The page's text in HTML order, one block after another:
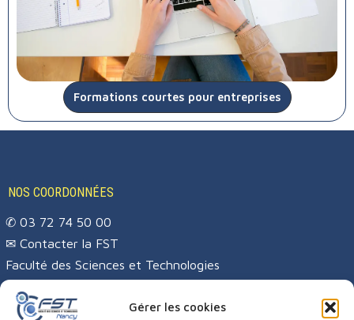
Gérer les cookies
Formations courtes pour entreprises
NOS COORDONNÉES
✆ 03 72 74 50 00
✉Contacter la FST
Faculté des Sciences et Technologies
Campus Sciences
BP 70239